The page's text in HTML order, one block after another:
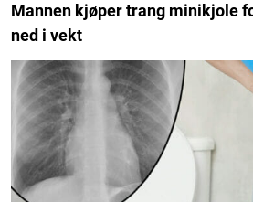
Mannen kjøper trang minikjole
ned i vekt